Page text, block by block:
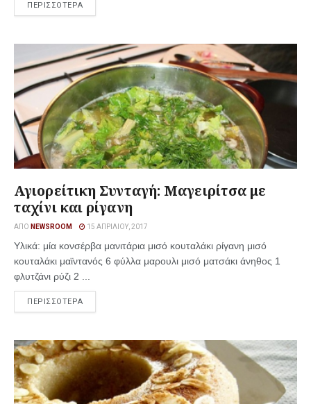
ΠΕΡΙΣΣΟΤΕΡΑ
Αγιορείτικη Συνταγή: Μαγειρίτσα με
ταχίνι και ρίγανη
ΑΠΌ NEWSROOM 15 ΑΠΡΙΛΊΟΥ, 2017
Υλικά: μία κονσέρβα μανιτάρια μισό κουταλάκι ρίγανη μισό
κουταλάκι μαϊντανός 6 φύλλα μαρουλι μισό ματσάκι άνηθος 1
φλυτζάνι ρύζι 2 ...
ΠΕΡΙΣΣΟΤΕΡΑ